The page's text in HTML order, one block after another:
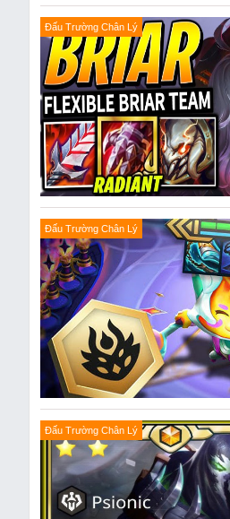
Đấu Trường Chân Lý
Đấu Trường Chân Lý
Đấu Trường Chân Lý